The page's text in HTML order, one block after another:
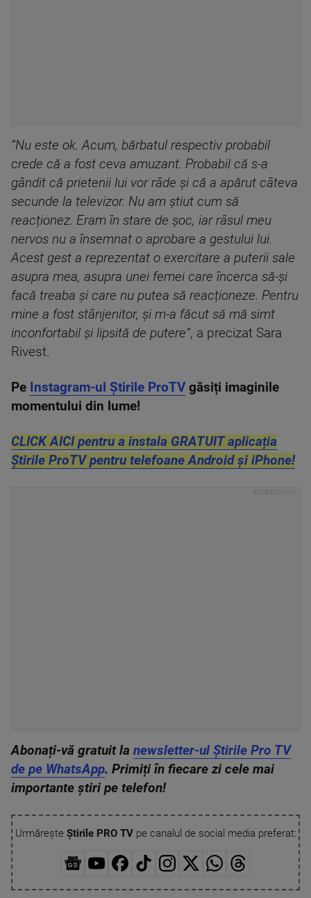
“Nu este ok. Acum, bărbatul respectiv probabil
crede că a fost ceva amuzant. Probabil că s-a
gândit că prietenii lui vor râde și că a apărut câteva
secunde la televizor. Nu am știut cum să
reacționez. Eram în stare de șoc, iar râsul meu
nervos nu a însemnat o aprobare a gestului lui.
Acest gest a reprezentat o exercitare a puterii sale
asupra mea, asupra unei femei care încerca să-și
facă treaba și care nu putea să reacționeze. Pentru
mine a fost stânjenitor, și m-a făcut să mă simt
inconfortabil și lipsită de putere“, a precizat Sara
Rivest.
Pe Instagram-ul Știrile ProTV găsiți imaginile
momentului din lume!
CLICK AICI pentru a instala GRATUIT aplicația
Știrile ProTV pentru telefoane Android și iPhone!
Abonați-vă gratuit la newsletter-ul Știrile Pro TV
de pe WhatsApp. Primiți în fiecare zi cele mai
importante știri pe telefon!
Urmărește Știrile PRO TVpe canalul de social media preferat: